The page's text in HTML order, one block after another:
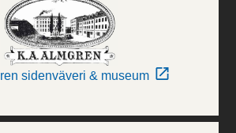
sidenväveri & museum